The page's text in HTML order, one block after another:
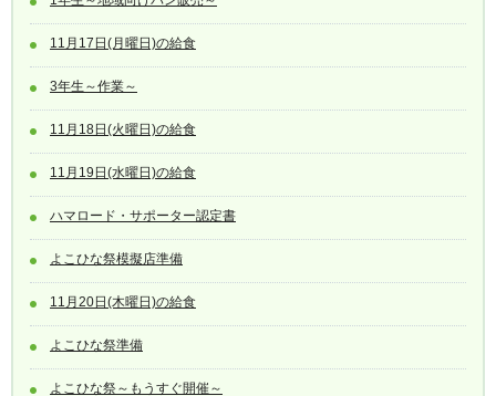
11月17日(月曜日)の給食
3年生～作業～
11月18日(火曜日)の給食
11月19日(水曜日)の給食
ハマロード・サポーター認定書
よこひな祭模擬店準備
11月20日(木曜日)の給食
よこひな祭準備
よこひな祭～もうすぐ開催～